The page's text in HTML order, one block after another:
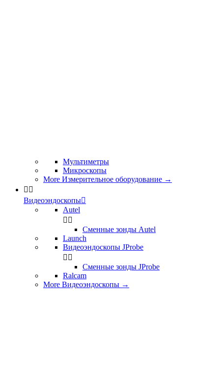
Мультиметры
Микроскопы
More Измерительное оборудование →
 
Видеоэндоскопы
Autel
 
Сменные зонды Autel
Launch
Видеоэндоскопы JProbe
 
Сменные зонды JProbe
Ralcam
More Видеоэндоскопы →